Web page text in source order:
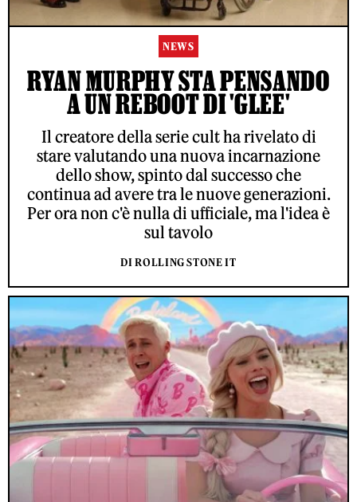
NEWS
RYAN MURPHY STA PENSANDO
A UN REBOOT DI 'GLEE'
Il creatore della serie cult ha rivelato di
stare valutando una nuova incarnazione
dello show, spinto dal successo che
continua ad avere tra le nuove generazioni.
Per ora non c'è nulla di ufficiale, ma l'idea è
sul tavolo
DI ROLLING STONE IT